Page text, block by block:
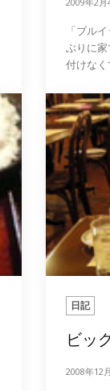
「ブル
ぶりに家で
付けな
日記
ビッ
2008年12